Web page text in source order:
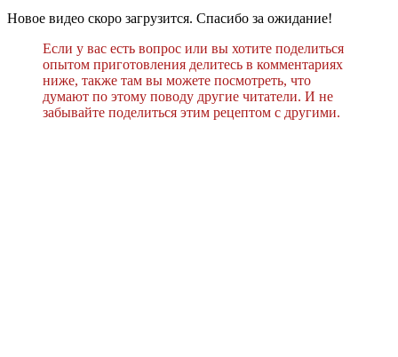
Новое видео скоро загрузится. Спасибо за ожидание!
Если у вас есть вопрос или вы хотите поделиться
опытом приготовления делитесь в комментариях
ниже, также там вы можете посмотреть, что
думают по этому поводу другие читатели. И не
забывайте поделиться этим рецептом с другими.